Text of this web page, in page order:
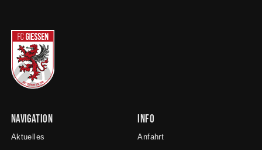
Navigation
Aktuelles
Info
Anfahrt